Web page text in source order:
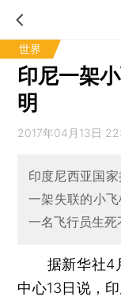
世界
印尼一架
明
2017年04月13日
印度尼西亚国
一架失联的小
一名飞行员生死
据新华社4月
中心13日说，